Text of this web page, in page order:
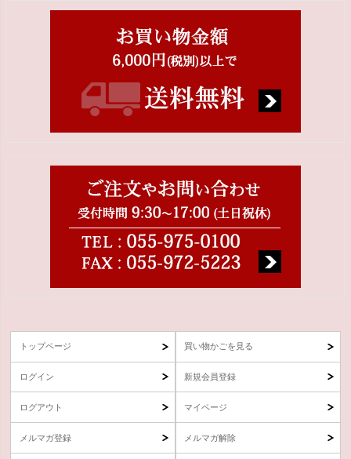
トップページ 買い物かごを見る
ログイン 新規会員登録
ログアウト マイページ
メルマガ登録 メルマガ解除